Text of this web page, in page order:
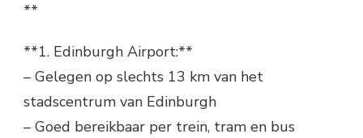
**
**1. Edinburgh Airport:**
– Gelegen op slechts 13 km van het
stadscentrum van Edinburgh
– Goed bereikbaar per trein, tram en bus